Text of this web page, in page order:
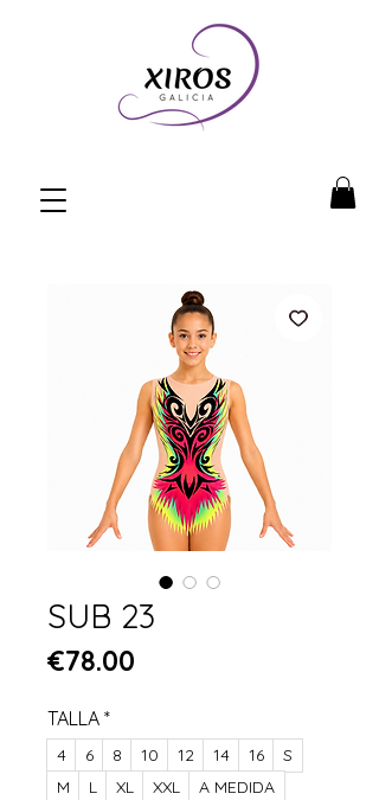
SUB 23
€78.00
TALLA *
4 6 8 10 12 14 16
S
M
L XL XXL A MEDIDA